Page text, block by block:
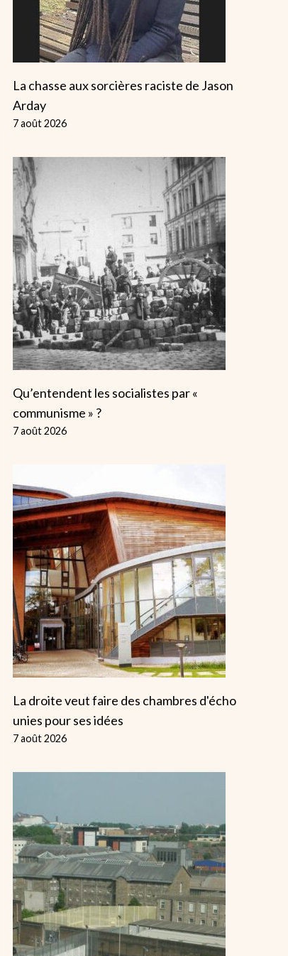
La chasse aux sorcières raciste de Jason
Arday
7 août 2026
Qu’entendent les socialistes par «
communisme » ?
7 août 2026
La droite veut faire des chambres d'écho
unies pour ses idées
7 août 2026